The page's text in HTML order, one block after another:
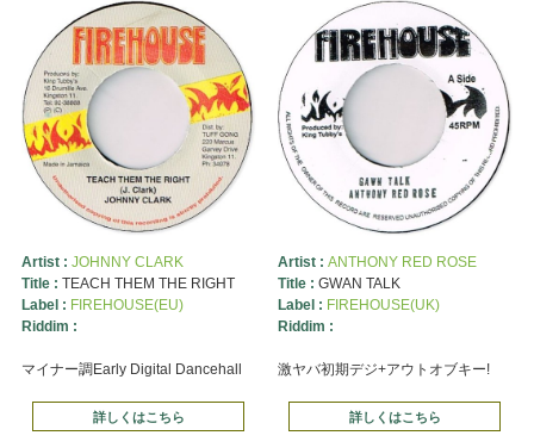
Artist : JOHNNY CLARK
Title : TEACH THEM THE RIGHT
Label : FIREHOUSE(EU)
Riddim :
マイナー調Early Digital Dancehall
詳しくはこちら
Artist : ANTHONY RED ROSE
Title : GWAN TALK
Label : FIREHOUSE(UK)
Riddim :
激ヤバ初期デジ+アウトオブキー!
詳しくはこちら